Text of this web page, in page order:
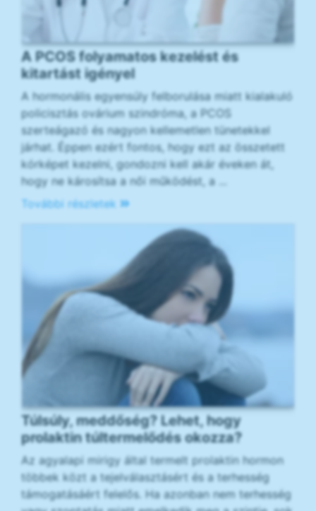
A PCOS folyamatos kezelést és
kitartást igényel
A hormonális egyensúly felborulása miatt kialakuló
policisztás ovárium szindróma, a PCOS
szerteágazó és nagyon kellemetlen tünetekkel
járhat. Éppen ezért fontos, hogy ezt az összetett
kórképet kezelni, gondozni kell akár éveken át,
hogy ne károsítsa a női működést, a ...
További részletek
Túlsúly, meddőség? Lehet, hogy
prolaktin túltermelődés okozza?
Az agyalapi mirigy által termelt prolaktin hormon
többek közt a tejelválasztásért és a terhesség
támogatásáért felelős. Ha azonban nem terhesség